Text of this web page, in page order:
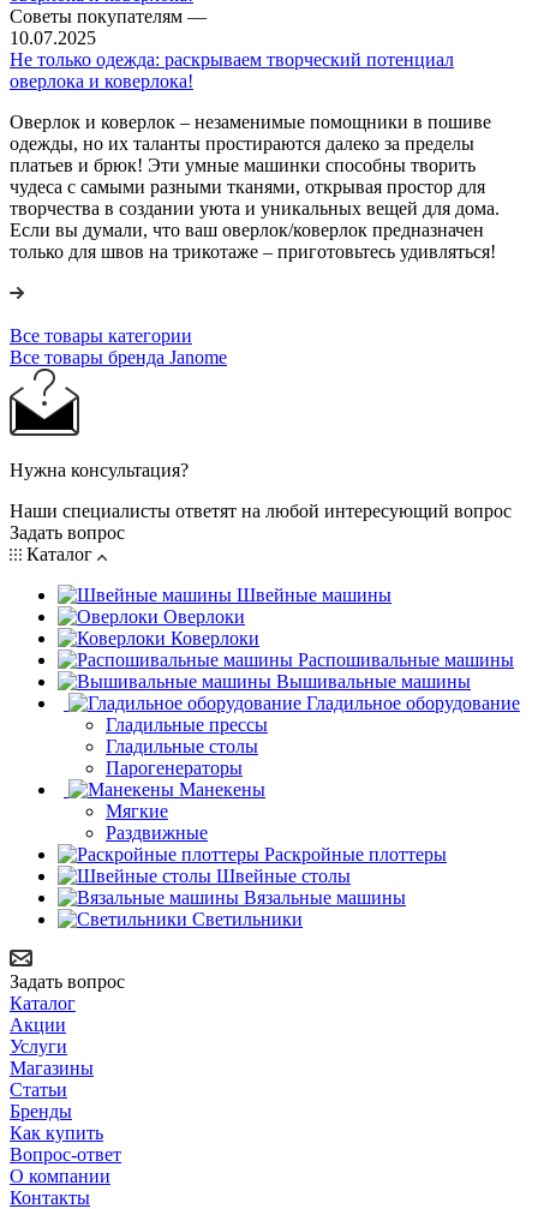
Советы покупателям —
10.07.2025
Не только одежда: раскрываем творческий потенциал
оверлока и коверлока!
Оверлок и коверлок – незаменимые помощники в пошиве
одежды, но их таланты простираются далеко за пределы
платьев и брюк! Эти умные машинки способны творить
чудеса с самыми разными тканями, открывая простор для
творчества в создании уюта и уникальных вещей для дома.
Если вы думали, что ваш оверлок/коверлок предназначен
только для швов на трикотаже – приготовьтесь удивляться!
Все товары категории
Все товары бренда Janome
Нужна консультация?
Наши специалисты ответят на любой интересующий вопрос
Задать вопрос
Каталог
Швейные машины
Оверлоки
Коверлоки
Распошивальные машины
Вышивальные машины
Гладильное оборудование
Гладильные прессы
Гладильные столы
Парогенераторы
Манекены
Мягкие
Раздвижные
Раскройные плоттеры
Швейные столы
Вязальные машины
Светильники
Задать вопрос
Каталог
Акции
Услуги
Магазины
Статьи
Бренды
Как купить
Вопрос-ответ
О компании
Контакты